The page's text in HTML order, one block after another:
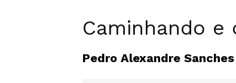
Caminhando
Pedro Alexandre Sanches